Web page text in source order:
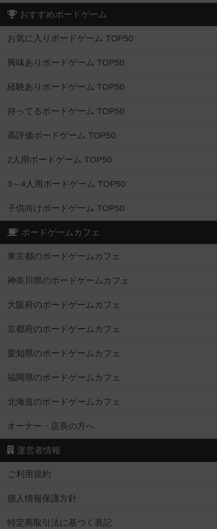
おすすめボードゲーム
お気に入りボードゲーム TOP50
興味ありボードゲーム TOP50
経験ありボードゲーム TOP50
持ってるボードゲーム TOP50
高評価ボードゲーム TOP50
2人用ボードゲーム TOP50
3～4人用ボードゲーム TOP50
子供向けボードゲーム TOP50
ボードゲームカフェ
東京都のボードゲームカフェ
神奈川県のボードゲームカフェ
大阪府のボードゲームカフェ
京都府のボードゲームカフェ
愛知県のボードゲームカフェ
福岡県のボードゲームカフェ
北海道のボードゲームカフェ
オーナー・店長の方へ
運営者情報
ご利用規約
個人情報保護方針
特定商取引法に基づく表記